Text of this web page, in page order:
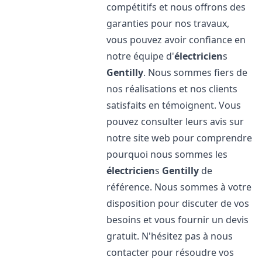
compétitifs et nous offrons des
garanties pour nos travaux,
vous pouvez avoir confiance en
notre équipe d'électriciens
Gentilly. Nous sommes fiers de
nos réalisations et nos clients
satisfaits en témoignent. Vous
pouvez consulter leurs avis sur
notre site web pour comprendre
pourquoi nous sommes les
électriciens Gentilly de
référence. Nous sommes à votre
disposition pour discuter de vos
besoins et vous fournir un devis
gratuit. N'hésitez pas à nous
contacter pour résoudre vos